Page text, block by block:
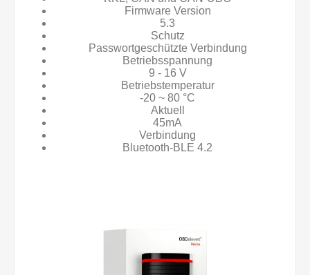
Firmware Version
5.3
Schutz
Passwortgeschützte Verbindung
Betriebsspannung
9 - 16 V
Betriebstemperatur
-20 ~ 80 °C
Aktuell
45mA
Verbindung
Bluetooth-BLE 4.2